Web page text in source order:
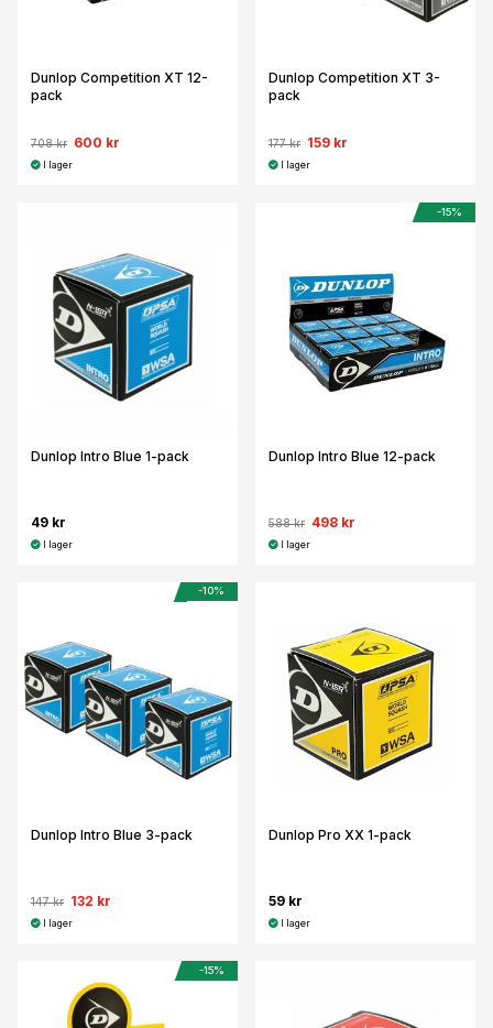
Dunlop Competition XT 12-
pack
708 kr 600 kr
I lager
Dunlop Competition XT 3-
pack
177 kr 159 kr
I lager
Dunlop Intro Blue 1-pack
49 kr
I lager
-15%
Dunlop Intro Blue 12-pack
588 kr 498 kr
I lager
-10%
Dunlop Intro Blue 3-pack
147 kr 132 kr
I lager
Dunlop Pro XX 1-pack
59 kr
I lager
-15%